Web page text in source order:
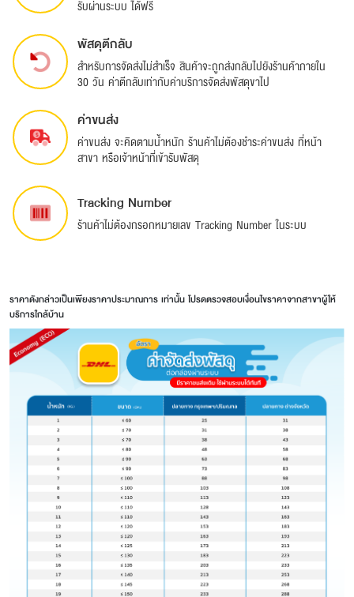
รับผ่านระบบ ได้ฟรี
พัสดุตีกลับ
สำหรับการจัดส่งไม่สำเร็จ สินค้าจะถูกส่งกลับไปยังร้านค้าภายใน
30 วัน ค่าตีกลับเท่ากับค่าบริการจัดส่งพัสดุขาไป
ค่าขนส่ง
ค่าขนส่ง จะคิดตามน้ำหนัก ร้านค้าไม่ต้องชำระค่าขนส่ง ที่หน้า
สาขา หรือเจ้าหน้าที่เข้ารับพัสดุ
Tracking Number
ร้านค้าไม่ต้องกรอกหมายเลข Tracking Number ในระบบ
ราคาดังกล่าวเป็นเพียงราคาประมาณการ เท่านั้น โปรดตรวจสอบเงื่อนไขราคาจากสาขาผู้ให้
บริการใกล้บ้าน